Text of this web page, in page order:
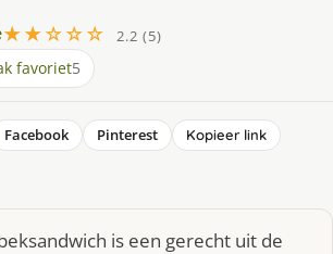
★★☆☆☆
2.2 (5)
favoriet5
Facebook Pinterest
Kopieer link
is een gerecht uit de